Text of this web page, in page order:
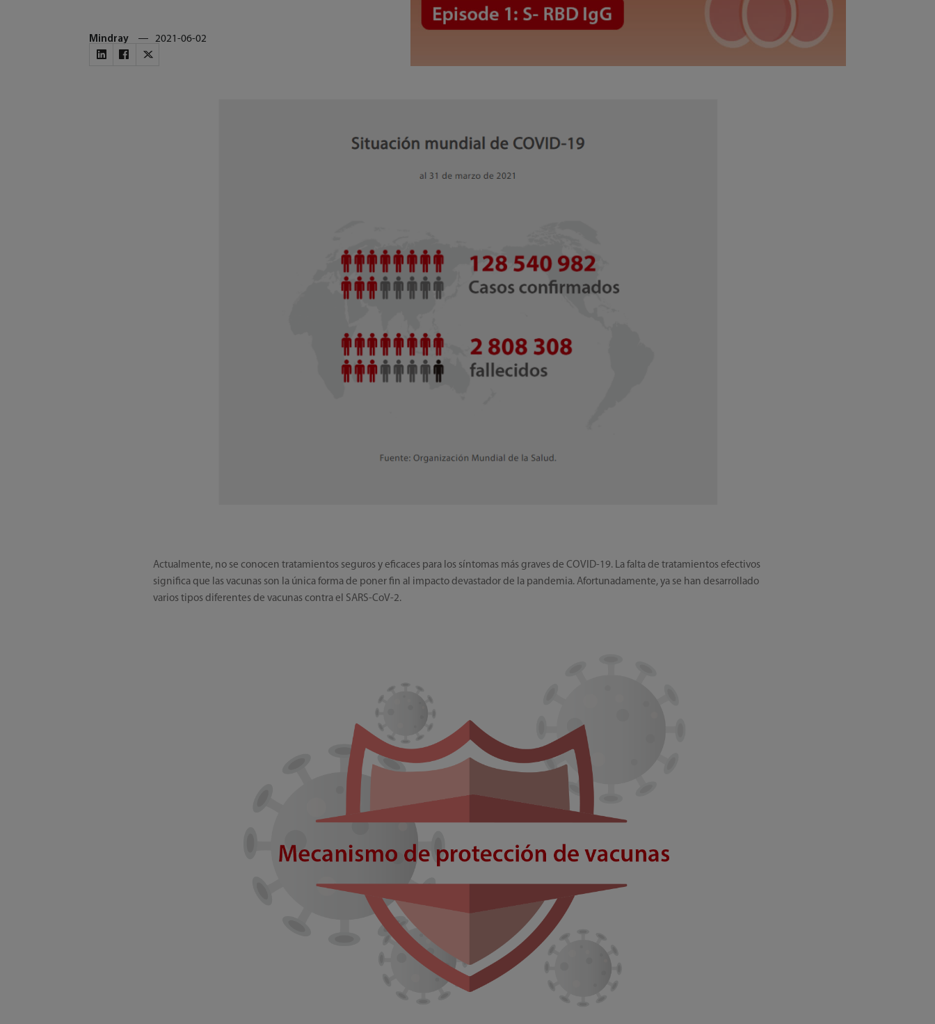
Mindray 2021-06-02
Actualmente, no se conocen tratamientos seguros y eficaces para los síntomas más graves de COVID-19. La falta de tratamientos efectivos
significa que las vacunas son la única forma de poner fin al impacto devastador de la pandemia. Afortunadamente, ya se han desarrollado
varios tipos diferentes de vacunas contra el SARS-CoV-2.